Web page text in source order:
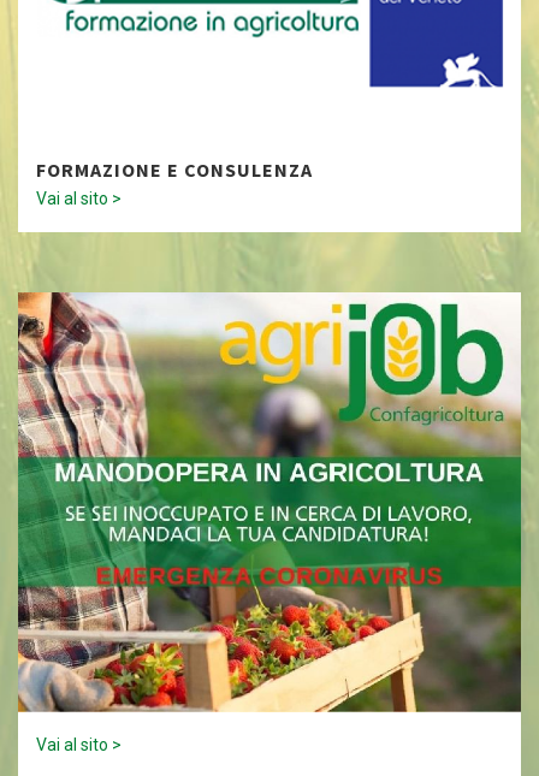
FORMAZIONE E CONSULENZA
Vai al sito >
Vai al sito >